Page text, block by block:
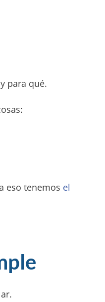
para qué.
eso tenemos el